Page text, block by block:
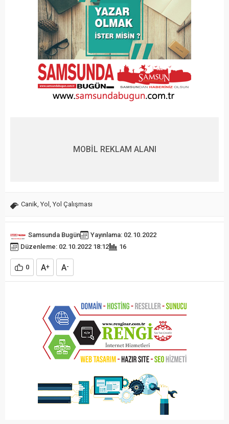
MOBİL REKLAM ALANI
Canik, Yol , Yol Çalışması
Samsunda Bugün
Yayınlama: 02.10.2022
Düzenleme: 02.10.2022 18:12
16
0 A+ A-